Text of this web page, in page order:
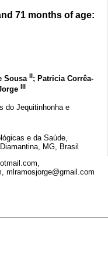
71 months of age:
Sousa II; Patricia Corrêa-
III
do Jequitinhonha e
e da Saúde,
MG, Brasil
mlramosjorge@gmail.com